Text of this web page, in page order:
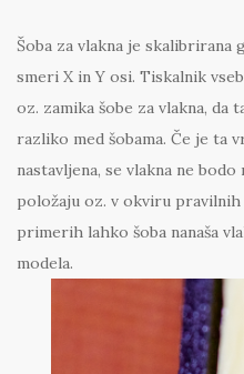
Šoba za vlakna je skalibrirana
smeri X in Y osi. Tiskalnik
oz. zamika šobe za vlakna,
razliko med šobama. Če je ta
nastavljena, se vlakna ne
položaju oz. v okviru
primerih lahko šoba nanaša
modela.